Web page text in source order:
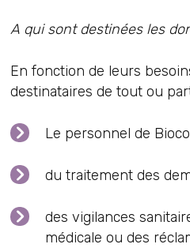
A qui sont destinées les
En fonction de leurs
destinataires de tout ou
Le personnel de
du traitement des
des vigilances
médicale ou des